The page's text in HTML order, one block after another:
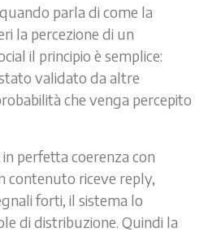
parla di come la
la percezione di un
il principio è semplice:
validato da altre
che venga percepito
perfetta coerenza con
contenuto riceve reply,
forti, il sistema lo
di distribuzione. Quindi la